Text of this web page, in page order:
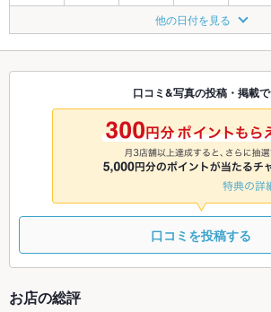
◎ ◎
8/22
◎
8/23
休
8/24
休
8/27 8/28 8/29
◎
8/30
休
8/31
休
9/5
TEL 休 休
他の日付を見る
口コミ&写真の投稿・掲載で
口コミを投稿する
お店の総評